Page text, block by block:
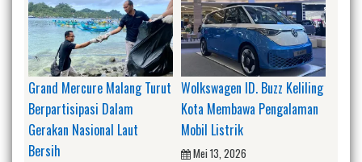
Grand Mercure Malang Turut
Berpartisipasi Dalam
Gerakan Nasional Laut
Bersih
Wolkswagen ID. Buzz Keliling
Kota Membawa Pengalaman
Mobil Listrik
Mei 13, 2026